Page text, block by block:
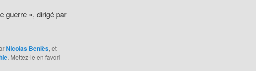
guerre », dirigé par
Nicolas Beniès, et
. Mettez-le en favori